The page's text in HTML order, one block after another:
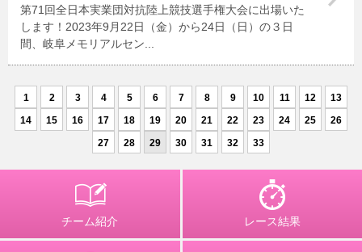
第71回全日本実業団対抗陸上競技選手権大会に出場いた
します！2023年9月22日（金）から24日（日）の３日
間、岐阜メモリアルセン...
1 2 3 4 5 6 7 8 9 10 11 12
13
14
15 16 17 18 19 20 21 22 23 24 25
26
27
28 29 30 31 32 33
チーム紹介 レース結果